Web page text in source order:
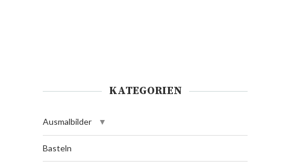
KATEGORIEN
Ausmalbilder
Basteln